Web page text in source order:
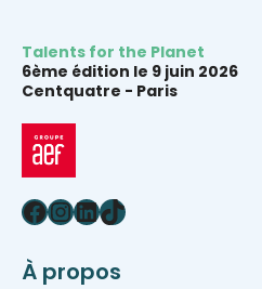
Talents for the Planet
6ème édition le 9 juin 2026
Centquatre - Paris
Facebook
Instagram
LinkedIn
TikTok
À propos